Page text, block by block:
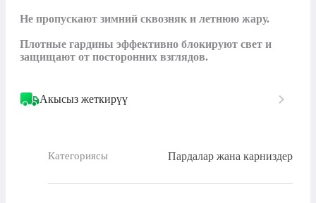
Не пропускают зимний сквозняк и летнюю жару.
Плотные гардины эффективно блокируют свет и
защищают от посторонних взглядов.
Акысыз жеткирүү
Категориясы Пардалар жана карниздер